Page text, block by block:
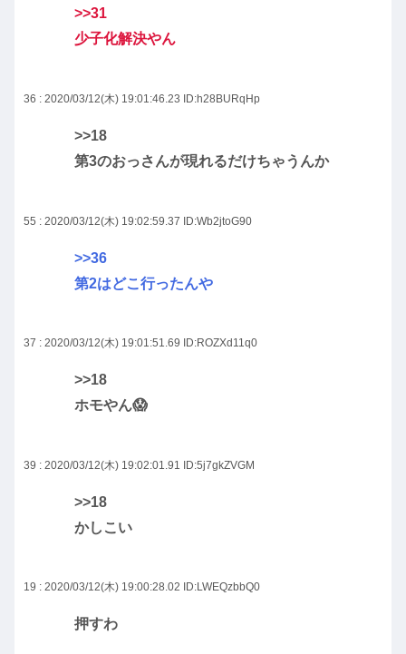
>>31
少子化解決やん
36 : 2020/03/12(木) 19:01:46.23 ID:h28BURqHp
>>18
第3のおっさんが現れるだけちゃうんか
55 : 2020/03/12(木) 19:02:59.37 ID:Wb2jtoG90
>>36
第2はどこ行ったんや
37 : 2020/03/12(木) 19:01:51.69 ID:ROZXd11q0
>>18
ホモやん😱
39 : 2020/03/12(木) 19:02:01.91 ID:5j7gkZVGM
>>18
かしこい
19 : 2020/03/12(木) 19:00:28.02 ID:LWEQzbbQ0
押すわ